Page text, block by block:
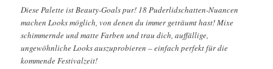
Diese Palette ist Beauty-Goals pur! 18 Puderlidschatten-Nuancen
machen Looks möglich, von denen du immer geträumt hast! Mixe
schimmernde und matte Farben und trau dich, auffällige,
ungewöhnliche Looks auszuprobieren – einfach perfekt für die
kommende Festivalzeit!